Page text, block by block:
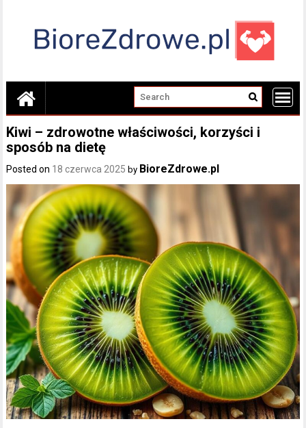
Kiwi – zdrowotne właściwości, korzyści i
sposób na dietę
Posted on 18 czerwca 2025 by BioreZdrowe.pl